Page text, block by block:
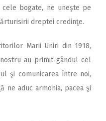
bogate, ne uneşte pe
dreptei credinţe.
Marii Uniri din 1918,
au primit gândul cel
şi comunicarea între noi,
ne aduc armonia, pacea şi